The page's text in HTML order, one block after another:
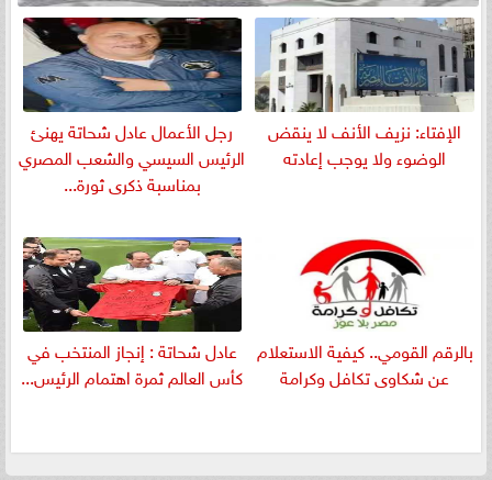
الإفتاء: نزيف الأنف لا ينقض
الوضوء ولا يوجب إعادته
رجل الأعمال عادل شحاتة يهنئ
الرئيس السيسي والشعب المصري
بمناسبة ذكرى ثورة...
بالرقم القومي.. كيفية الاستعلام
عن شكاوى تكافل وكرامة
عادل شحاتة : إنجاز المنتخب في
كأس العالم ثمرة اهتمام الرئيس...